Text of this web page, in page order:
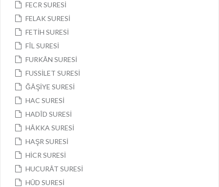
FECR SURESİ
FELAK SURESİ
FETİH SURESİ
FÎL SURESİ
FURKÂN SURESİ
FUSSİLET SURESİ
ĞÂŞİYE SURESİ
HAC SURESİ
HADÎD SURESİ
HÂKKA SURESİ
HAŞR SURESİ
HİCR SURESİ
HUCURÂT SURESİ
HÛD SURESİ